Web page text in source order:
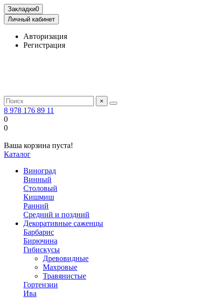
Закладки0
Личный кабинет
Авторизация
Регистрация
×
8 978 176 89 11
0
0
Ваша корзина пуста!
Каталог
Виноград
Винный
Столовый
Кишмиш
Ранний
Средний и поздний
Декоративные саженцы
Барбарис
Бирючина
Гибискусы
Древовидные
Махровые
Травянистые
Гортензии
Ива